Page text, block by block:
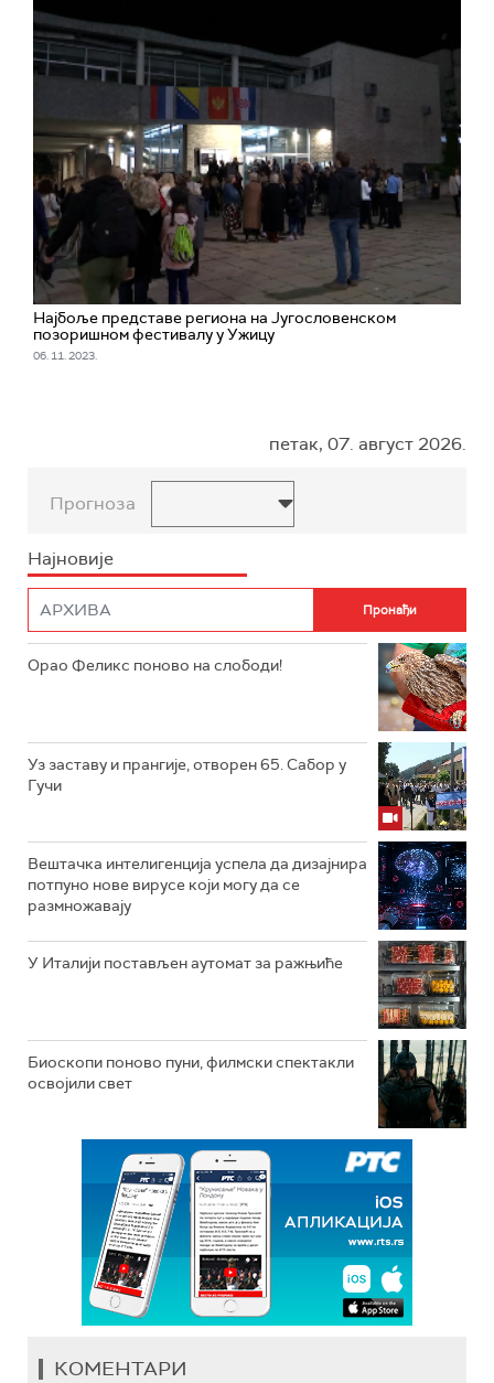
Најбоље представе региона на Југословенском
позоришном фестивалу у Ужицу
06. 11. 2023.
петак, 07. август 2026.
Прогноза
Најновије
Орао Феликс поново на слободи!
Уз заставу и прангије, отворен 65. Сабор у
Гучи
Вештачка интелигенција успела да дизајнира
потпуно нове вирусе који могу да се
размножавају
У Италији постављен аутомат за ражњиће
Биоскопи поново пуни, филмски спектакли
освојили свет
КОМЕНТАРИ